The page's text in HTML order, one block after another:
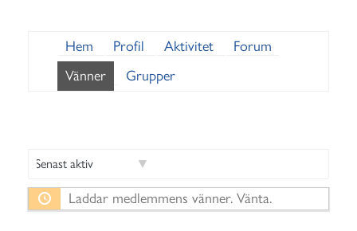
Hem Profil Aktivitet
Forum
Vänner
Grupper
Laddar medlemmens vänner. Vänta.